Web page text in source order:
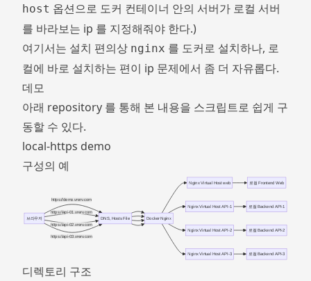
host 옵션으로 도커 컨테이너 안의 서버가 로컬 서버
를 바라보는 ip 를 지정해줘야 한다.)
여기서는 설치 편의상 nginx 를 도커로 설치하나, 로
컬에 바로 설치하는 편이 ip 문제에서 좀 더 자유롭다.
데모
아래 repository 를 통해 본 내용을 스크립트로 쉽게 구
동할 수 있다.
local-https demo
구성의 예
https://demo.vrerv.com
https://api-01.vrerv.com
https://api-02.vrerv.com
https://api-03.vrerv.com
로컬 Frontend Web
로컬 Backend API-1
로컬 Backend API-2
로컬 Backend API-3
Nginx Virtual Host web
Nginx Virtual Host API-1
Nginx Virtual Host API-2
Nginx Virtual Host API-3
Docker Nginx
DNS, Hosts File
브라우저
디렉토리 구조